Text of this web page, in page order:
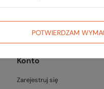
Konto
Zarejestruj się
POTWIERDZAM